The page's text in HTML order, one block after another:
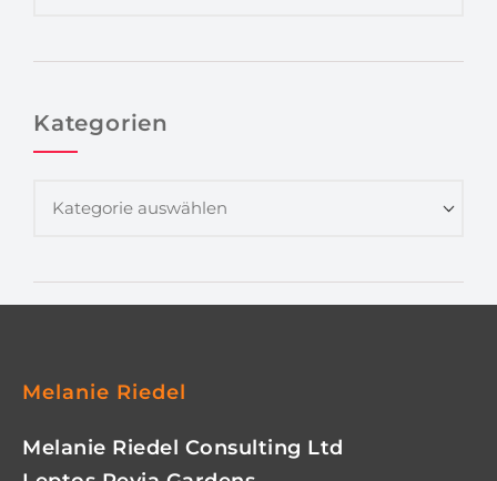
Kategorien
Melanie Riedel
Melanie Riedel Consulting Ltd